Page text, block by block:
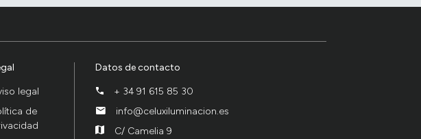
legal
de
Datos de contacto
+ 34 91 615 85 30
info@celuxiluminacion.es
C/ Camelia 9